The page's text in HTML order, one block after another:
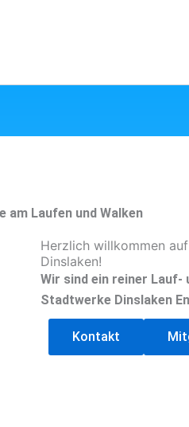
am Laufen und Walken
Herzlich willkommen
Dinslaken!
Wir sind ein reiner Lauf-
Stadtwerke Dinslaken
Kontakt